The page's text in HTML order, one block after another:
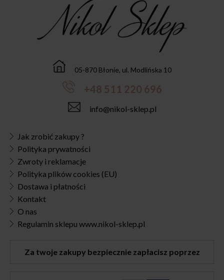
05-870 Błonie, ul. Modlińska 10
+48 511 220 696
info@nikol-sklep.pl
Jak zrobić zakupy ?
Polityka prywatności
Zwroty i reklamacje
Polityka plików cookies (EU)
Dostawa i płatności
Kontakt
O nas
Regulamin sklepu www.nikol-sklep.pl
Za twoje zakupy bezpiecznie zapłacisz poprzez